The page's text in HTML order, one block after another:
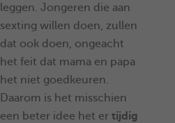
leggen. Jongeren die aan
sexting willen doen, zullen
dat ook doen, ongeacht
het feit dat mama en papa
het niet goedkeuren.
Daarom is het misschien
een beter idee het er tijdig